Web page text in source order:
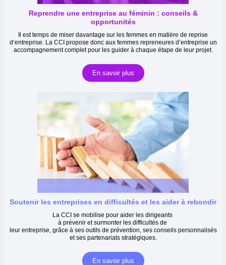
Reprendre une entreprise au féminin : conseils &
opportunités
Il est temps de miser davantage sur les femmes en matière de reprise
d’entreprise. La CCI propose donc aux femmes repreneures d’entreprise un
accompagnement complet pour les guider à chaque étape de leur projet.
En savoir plus
Soutenir les entreprises en difficultés et les aider à rebondir
La CCI se mobilise pour aider les dirigeants
à prévenir et surmonter les difficultés de
leur entreprise, grâce à ses outils de prévention, ses conseils personnalisés
et ses partenariats stratégiques.
En savoir plus